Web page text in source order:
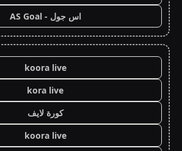
اس جول - AS Goal
koora live
kora live
كورة لايف
koora live